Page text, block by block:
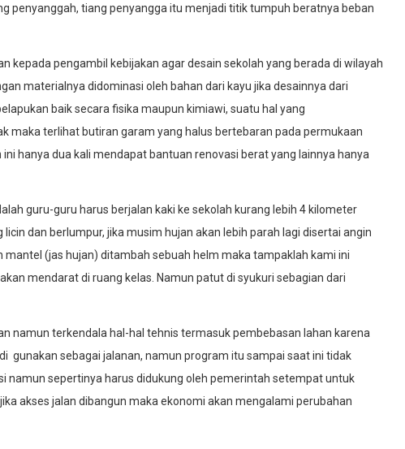
penyanggah, tiang penyangga itu menjadi titik tumpuh beratnya beban
kepada pengambil kebijakan agar desain sekolah yang berada di wilayah
materialnya didominasi oleh bahan dari kayu jika desainnya dari
baik secara fisika maupun kimiawi, suatu hal yang
maka terlihat butiran garam yang halus bertebaran pada permukaan
hanya dua kali mendapat bantuan renovasi berat yang lainnya hanya
guru-guru harus berjalan kaki ke sekolah kurang lebih 4 kilometer
dan berlumpur, jika musim hujan akan lebih parah lagi disertai angin
(jas hujan) ditambah sebuah helm maka tampaklah kami ini
mendarat di ruang kelas. Namun patut di syukuri sebagian dari
namun terkendala hal-hal tehnis termasuk pembebasan lahan karena
gunakan sebagai jalanan, namun program itu sampai saat ini tidak
namun sepertinya harus didukung oleh pemerintah setempat untuk
akses jalan dibangun maka ekonomi akan mengalami perubahan